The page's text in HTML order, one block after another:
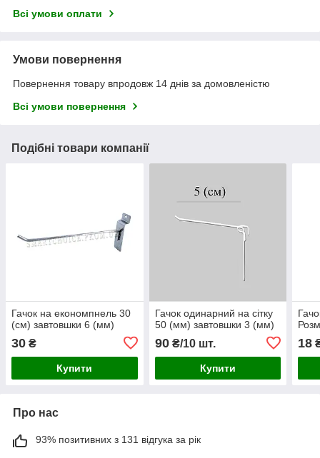
Всі умови оплати
Умови повернення
Повернення товару впродовж 14 днів за домовленістю
Всі умови повернення
Подібні товари компанії
Гачок на економпнель 30
(см) завтовшки 6 (мм)
30 ₴
Купити
Гачок одинарний на сітку
50 (мм) завтовшки 3 (мм)
90₴/10 шт.
Купити
18
Про нас
93% позитивних з 131 відгука за рік